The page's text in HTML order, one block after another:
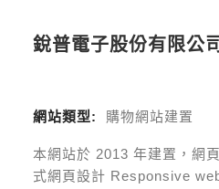
銳普電子股份有限公司
網站類型: 購物網站建置
本網站於 2013 年建置，網
式網頁設計 Responsive